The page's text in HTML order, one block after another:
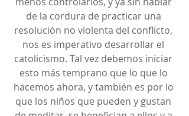
de la cordura de practicar una
resolución no violenta del conflicto,
nos es imperativo desarrollar el
catolicismo. Tal vez debemos iniciar
esto más temprano que lo que lo
hacemos ahora, y también es por lo
que los niños que pueden y gustan